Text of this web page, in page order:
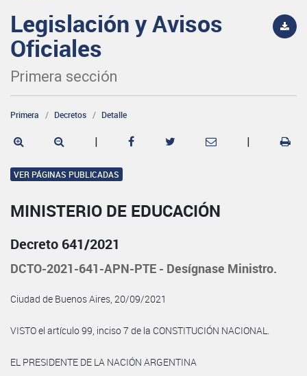
Legislación y Avisos
Oficiales
Primera sección
Primera Decretos Detalle
| |
VER PÁGINAS PUBLICADAS
MINISTERIO DE EDUCACIÓN
Decreto 641/2021
DCTO-2021-641-APN-PTE - Desígnase Ministro.
Ciudad de Buenos Aires, 20/09/2021
VISTO el artículo 99, inciso 7 de la CONSTITUCIÓN NACIONAL.
EL PRESIDENTE DE LA NACIÓN ARGENTINA